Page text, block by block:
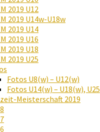
2019 U12
2019 U14w-U18w
2019 U14
2019 U16
2019 U18
2019 U25
Fotos U8(w) – U12(w)
Fotos U14(w) – U18(w), U25
Meisterschaft 2019